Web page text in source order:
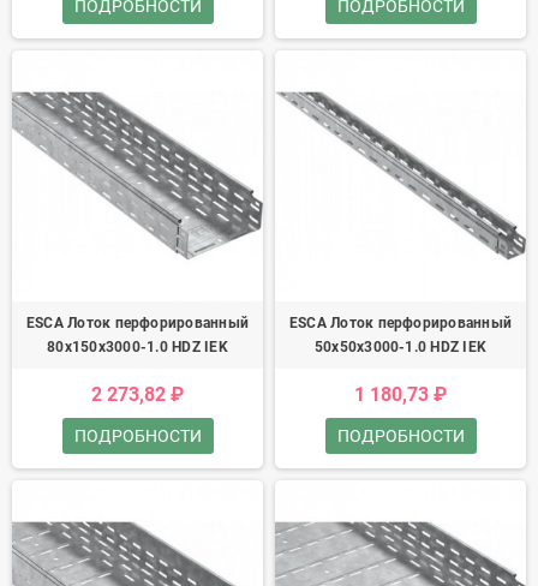
ПОДРОБНОСТИ ПОДРОБНОСТИ
ESCA Лоток перфорированный
80х150х3000-1.0 HDZ IEK
2 273,82 ₽
ПОДРОБНОСТИ
ESCA Лоток перфорированный
50х50х3000-1.0 HDZ IEK
1 180,73 ₽
ПОДРОБНОСТИ